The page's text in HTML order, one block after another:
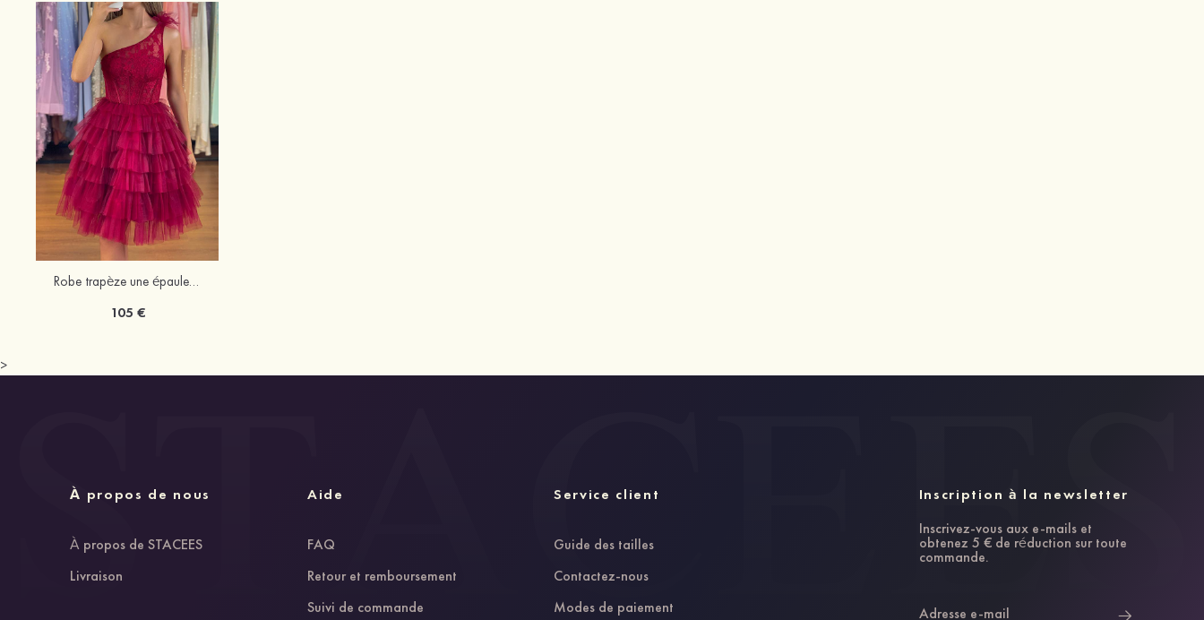
Robe trapèze une épaule tulle courte/mini robe de fête de la rentrée
105 €
>
À propos de nous
À propos de STACEES
Livraison
Aide
FAQ
Retour et remboursement
Suivi de commande
Service client
Guide des tailles
Contactez-nous
Modes de paiement
Inscription à la newsletter
Inscrivez-vous aux e-mails et
obtenez 5 € de réduction sur toute
commande.
Adresse e-mail